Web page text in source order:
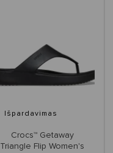
Išpardavimas
Crocs™ Getaway
Triangle Flip Women's